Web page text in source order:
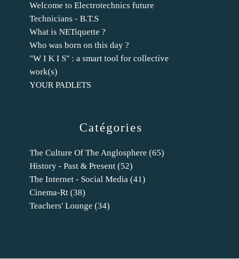
Catégories
The Culture Of The Anglosphere (65)
History - Past & Present (52)
The Internet - Social Media (41)
Cinema-Rt (38)
Teachers' Lounge (34)
Welcome to Electrotechnics future
Technicians - B.T.S
What is NETiquette ?
Who was born on this day ?
"W I K I S" : a smart tool for collective
work(s)
YOUR PADLETS